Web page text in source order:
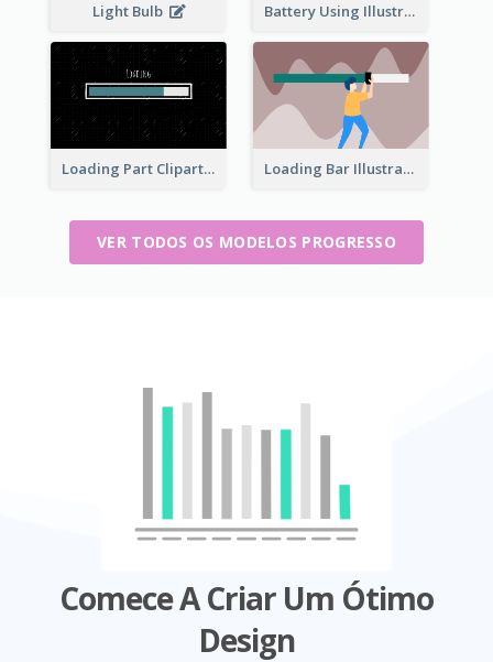
Light Bulb Battery Using Illustration
Loading Part Clipart Loading Bar Illustration
VER TODOS OS MODELOS PROGRESSO
Comece A Criar Um Ótimo
Design